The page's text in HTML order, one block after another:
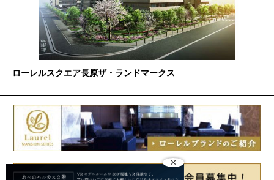
✕
ローレルスクエア長原ザ・ランドマークス